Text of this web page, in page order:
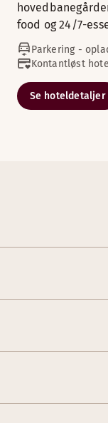
food og 24/7-
Parkering -
Kontantløst
Se hoteldetaljer